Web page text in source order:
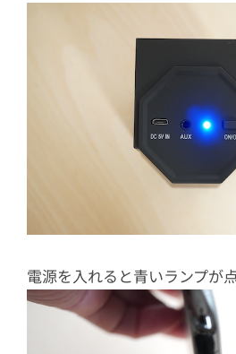
電源を入れると青いランプが点